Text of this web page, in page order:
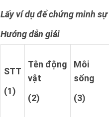
Lấy ví dụ để chứng minh
Hướng dẫn giải
STT
(1)
Tên động
vật
(2)
Môi
sống
(3)